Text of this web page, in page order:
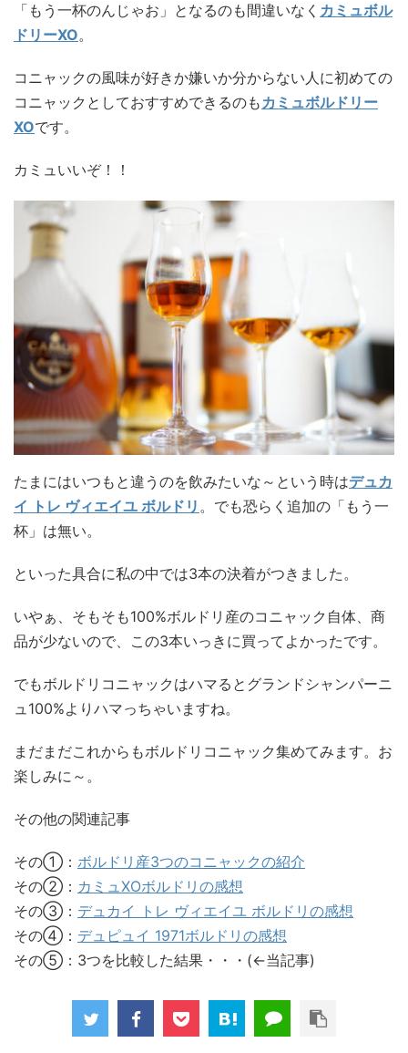
「もう一杯のんじゃお」となるのも間違いなく カミュボル
ドリーXO。
コニャックの風味が好きか嫌いか分からない人に初めての
コニャックとしておすすめできるのもカミュボルドリー
XOです。
カミュいいぞ！！
たまにはいつもと違うのを飲みたいな～という時はデュカ
イ トレ ヴィエイユ ボルドリ 。でも恐らく追加の「もう一
杯」は無い。
といった具合に私の中では3本の決着がつきました。
いやぁ、そもそも100%ボルドリ産のコニャック自体、商
品が少ないので、この3本いっきに買ってよかったです。
でもボルドリコニャックはハマるとグランドシャンパーニ
ュ100%よりハマっちゃいますね。
まだまだこれからもボルドリコニャック集めてみます。お
楽しみに～。
その他の関連記事
その①： ボルドリ産3つのコニャックの紹介
その②： カミュXOボルドリの感想
その③： デュカイ トレ ヴィエイユ ボルドリの感想
その④： デュピュイ 1971ボルドリの感想
その⑤：3つを比較した結果・・・(←当記事)